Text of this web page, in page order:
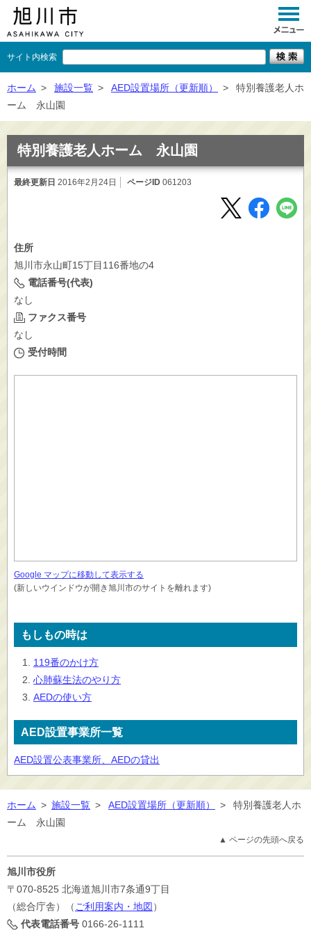
サイト内検索
くらし
観光
事業者向け
×
ホーム > 施設一覧 > AED設置場所（更新順） >
特別養護老人ホ
ーム 永山園
特別養護老人ホーム 永山園
最終更新日 2016年2月24日 ページID 061203
住所
旭川市永山町15丁目116番地の4
電話番号(代表)
なし
ファクス番号
なし
受付時間
Google マップに移動して表示する
(新しいウインドウが開き旭川市のサイトを離れます)
もしもの時は
119番のかけ方
心肺蘇生法のやり方
AEDの使い方
AED設置事業所一覧
AED設置公表事業所、AEDの貸出
ホーム > 施設一覧 > AED設置場所（更新順） >
特別養護老人ホ
ーム 永山園
▲ ページの先頭へ戻る
旭川市役所
〒070-8525 北海道旭川市7条通9丁目
（総合庁舎）（ ご利用案内・地図 ）
代表電話番号 0166-26-1111